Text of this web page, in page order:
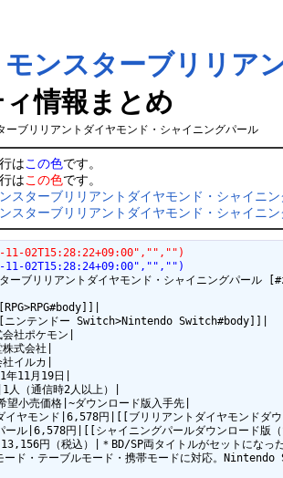
ンスターブリリア
情報まとめ
ーブリリアントダイヤモンド・シャイニングパール
はこの色です。
はこの色です。
スターブリリアントダイヤモンド・シャイニ
スターブリリアントダイヤモンド・シャイニ
11-02T15:28:22+09:00","","")
11-02T15:28:24+09:00","","")
ーブリリアントダイヤモンド・シャイニングパール
ンテンドー Switch>Nintendo Switch#body]]|
社ポケモン|
式会社|
イルカ|
11月19日|
人（通信時2人以上）|
望小売価格|~ダウンロード版入手先|
ダイヤモンド|6,578円|[[ブリリアントダイヤモ
パール|6,578円|[[シャイニングパールダウンロ
円（税込）|＊BD/SP両タイトルがセットになっ
ード・テーブルモード・携帯モードに対応。